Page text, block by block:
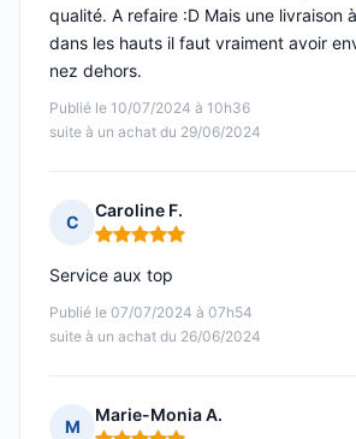
Publié le 10/07/2024 à 10h36
suite à un achat du 29/06/2024
qualité. A refaire :D Mais une livraison
dans les hauts il faut vraiment avoir
nez dehors.
C
Caroline F.
Note : 5 sur 5
Publié le 07/07/2024 à 07h54
suite à un achat du 26/06/2024
Service aux top
M
Marie-Monia A.